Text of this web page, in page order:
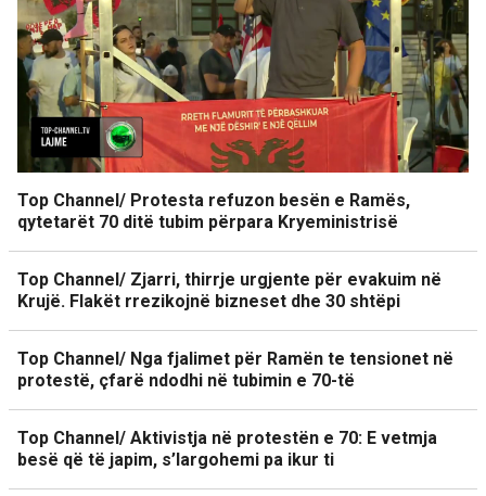
Top Channel/ Protesta refuzon besën e Ramës,
qytetarët 70 ditë tubim përpara Kryeministrisë
Top Channel/ Zjarri, thirrje urgjente për evakuim në
Krujë. Flakët rrezikojnë bizneset dhe 30 shtëpi
Top Channel/ Nga fjalimet për Ramën te tensionet në
protestë, çfarë ndodhi në tubimin e 70-të
Top Channel/ Aktivistja në protestën e 70: E vetmja
besë që të japim, s’largohemi pa ikur ti